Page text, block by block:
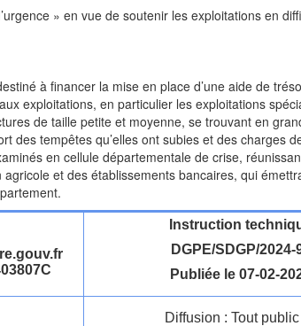
» en vue de soutenir les exploitations en
à financer la mise en place d’une aide de
exploitations, en particulier les exploitations
de taille petite et moyenne, se trouvant en
des tempêtes qu’elles ont subies et des charges
en cellule départementale de crise,
agricole et des établissements bancaires, qui
Instruction
DGPE/SDGP/2024-
Publiée le 07-02-
Diffusion : Tout public